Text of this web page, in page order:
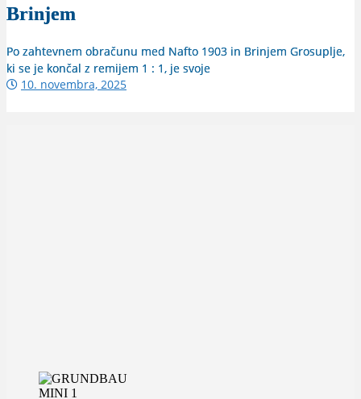
Brinjem
Po zahtevnem obračunu med Nafto 1903 in Brinjem Grosuplje,
ki se je končal z remijem 1 : 1, je svoje
10. novembra, 2025